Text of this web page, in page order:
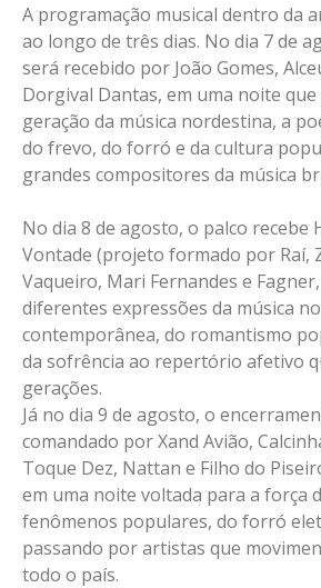
A programação musical dentro da
ao longo de três dias. No dia 7 de
será recebido por João Gomes,
Dorgival Dantas, em uma noite
geração da música nordestina, a
do frevo, do forró e da cultura
grandes compositores da música
No dia 8 de agosto, o palco recebe
Vontade (projeto formado por Raí,
Vaqueiro, Mari Fernandes e
diferentes expressões da música
contemporânea, do romantismo
da sofrência ao repertório afetivo
gerações.
Já no dia 9 de agosto, o
comandado por Xand Avião,
Toque Dez, Nattan e Filho do
em uma noite voltada para a força
fenômenos populares, do forró
passando por artistas que
todo o país.